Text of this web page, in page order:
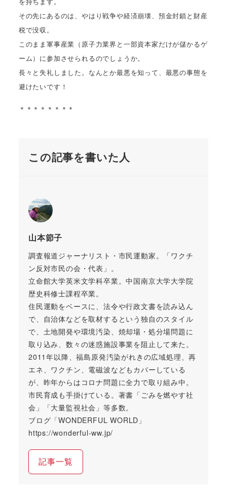
その先にあるのは、やはり戦争や経済崩壊、預金封鎖と財産
税で没収。
このまま軍事産業（原子力業界と一部資本家だけが儲かるゲ
ーム）に参加させられるのでしょうか。
長々と失礼しました。なんとか最悪を知って、最悪の事態を
避けたいです！
＊＊＊＊＊＊＊＊
この記事を書いた人
山本節子
調査報道ジャーナリスト・市民運動家。「ワクチ
ン反対市民の会・代表」。
立命館大学英米文学科卒業。中国南京大学大学院
歴史科修士課程卒業。
住民運動をベースに、法令や行政文書を読み込ん
で、自治体などを取材するという独自のスタイル
で、土地開発や環境汚染、焼却場・処分場問題に
取り込み、数々の迷惑施設事業を阻止して来た。
2011年以降、福島原発汚染がれきの広域処理、再
エネ、ワクチン、電磁波などもカバーしている
が、昨年からはコロナ問題に全力で取り組み中。
市民育成も手掛けている。著書「ごみを燃やす社
会」「大量監視社会」等多数。
ブログ「WONDERFUL WORLD」
https://wonderful-ww.jp/
記事一覧